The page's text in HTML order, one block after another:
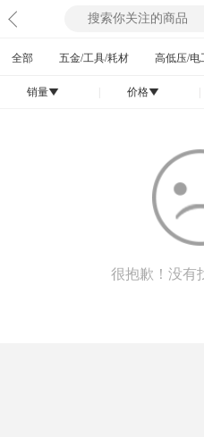
全部 五金/工具/耗材 高低压/电
销量󰄢 价格󰄢
很抱歉！没有